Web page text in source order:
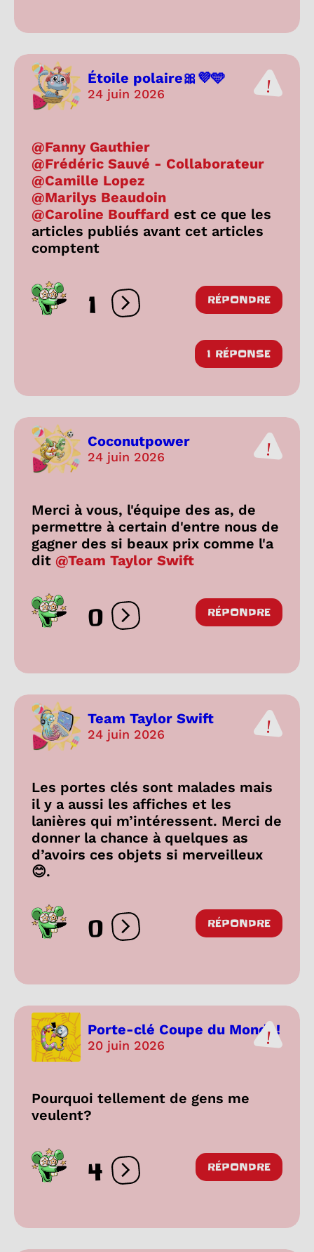
Étoile polaire🎀💜🩵
24 juin 2026
@Fanny Gauthier
@Frédéric Sauvé - Collaborateur
@Camille Lopez
@Marilys Beaudoin
@Caroline Bouffard est ce que les
articles publiés avant cet articles
comptent
1 Ouvrir les réactions
RÉPONDRE
1 RÉPONSE
Coconutpower
24 juin 2026
Merci à vous, l'équipe des as, de
permettre à certain d'entre nous de
gagner des si beaux prix comme l'a
dit @Team Taylor Swift
0 Ouvrir les réactions
RÉPONDRE
Team Taylor Swift
24 juin 2026
Les portes clés sont malades mais
il y a aussi les affiches et les
lanières qui m’intéressent. Merci de
donner la chance à quelques as
d’avoirs ces objets si merveilleux
😊.
0 Ouvrir les réactions
RÉPONDRE
Porte-clé Coupe du Monde!
20 juin 2026
Pourquoi tellement de gens me
veulent?
4 Ouvrir les réactions
RÉPONDRE